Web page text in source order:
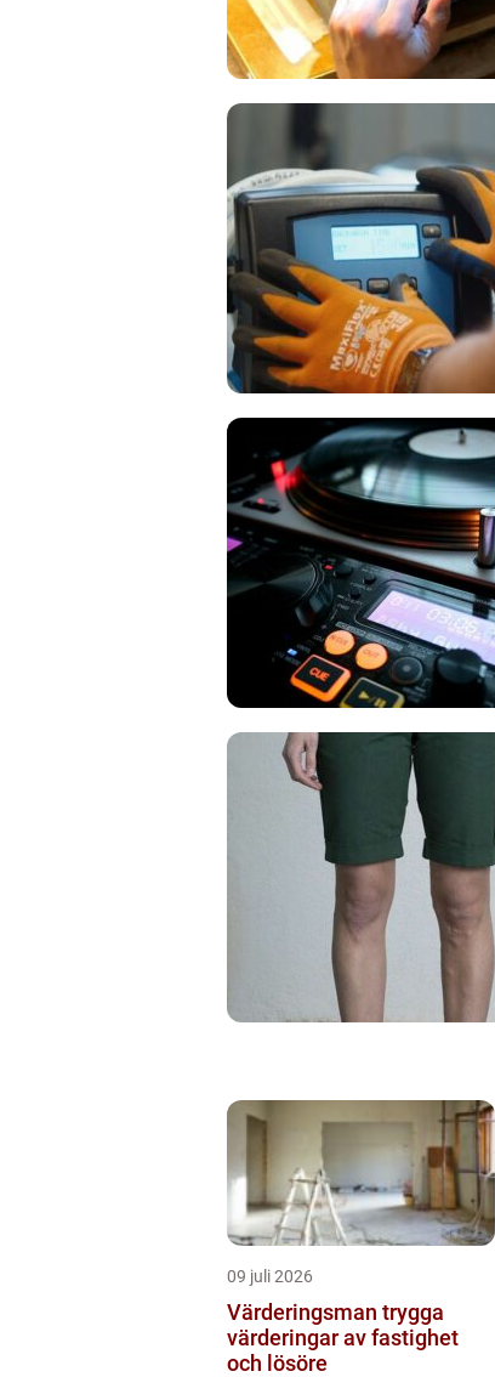
09 juli 2026
Värderingsman trygga
värderingar av fastighet
och lösöre